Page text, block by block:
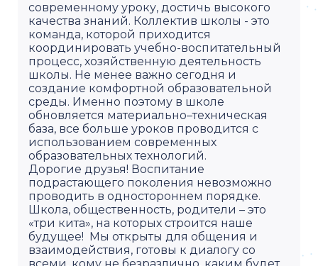
современному уроку, достичь высокого
качества знаний. Коллектив школы - это
команда, которой приходится
координировать учебно-воспитательный
процесс, хозяйственную деятельность
школы. Не менее важно сегодня и
создание комфортной образовательной
среды. Именно поэтому в школе
обновляется материально–техническая
база, все больше уроков проводится с
использованием современных
образовательных технологий.
Дорогие друзья! Воспитание
подрастающего поколения невозможно
проводить в одностороннем порядке.
Школа, общественность, родители – это
«три кита», на которых строится наше
будущее! Мы открыты для общения и
взаимодействия, готовы к диалогу со